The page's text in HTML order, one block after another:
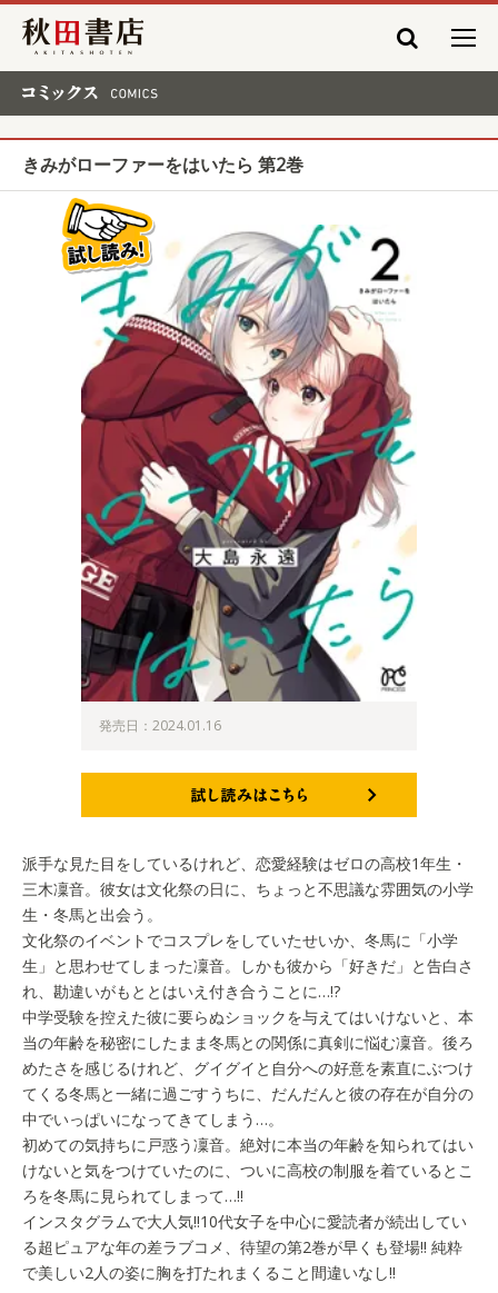
秋田書店
きみがローファーをはいたら 第2巻
発売日：2024.01.16
派手な見た目をしているけれど、恋愛経験はゼロの高校1年生・
三木凜音。彼女は文化祭の日に、ちょっと不思議な雰囲気の小学
生・冬馬と出会う。
文化祭のイベントでコスプレをしていたせいか、冬馬に「小学
生」と思わせてしまった凜音。しかも彼から「好きだ」と告白さ
れ、勘違いがもととはいえ付き合うことに…!?
中学受験を控えた彼に要らぬショックを与えてはいけないと、本
当の年齢を秘密にしたまま冬馬との関係に真剣に悩む凜音。後ろ
めたさを感じるけれど、グイグイと自分への好意を素直にぶつけ
てくる冬馬と一緒に過ごすうちに、だんだんと彼の存在が自分の
中でいっぱいになってきてしまう…。
初めての気持ちに戸惑う凜音。絶対に本当の年齢を知られてはい
けないと気をつけていたのに、ついに高校の制服を着ているとこ
ろを冬馬に見られてしまって…!!
インスタグラムで大人気!!10代女子を中心に愛読者が続出してい
る超ピュアな年の差ラブコメ、待望の第2巻が早くも登場!! 純粋
で美しい2人の姿に胸を打たれまくること間違いなし!!